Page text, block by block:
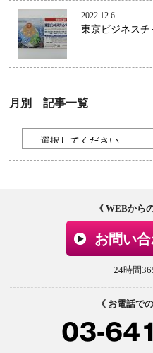
2022.12.6
東京ビジネスチ
月別 記事一覧
《 WEBから
お問い
24時間
《 お電話で
03-